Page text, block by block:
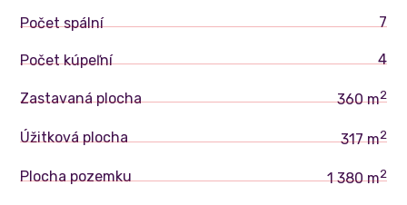
Počet spální 7
Počet kúpeľní 4
Zastavaná plocha 360 m2
Úžitková plocha 317 m2
Plocha pozemku 1 380 m2